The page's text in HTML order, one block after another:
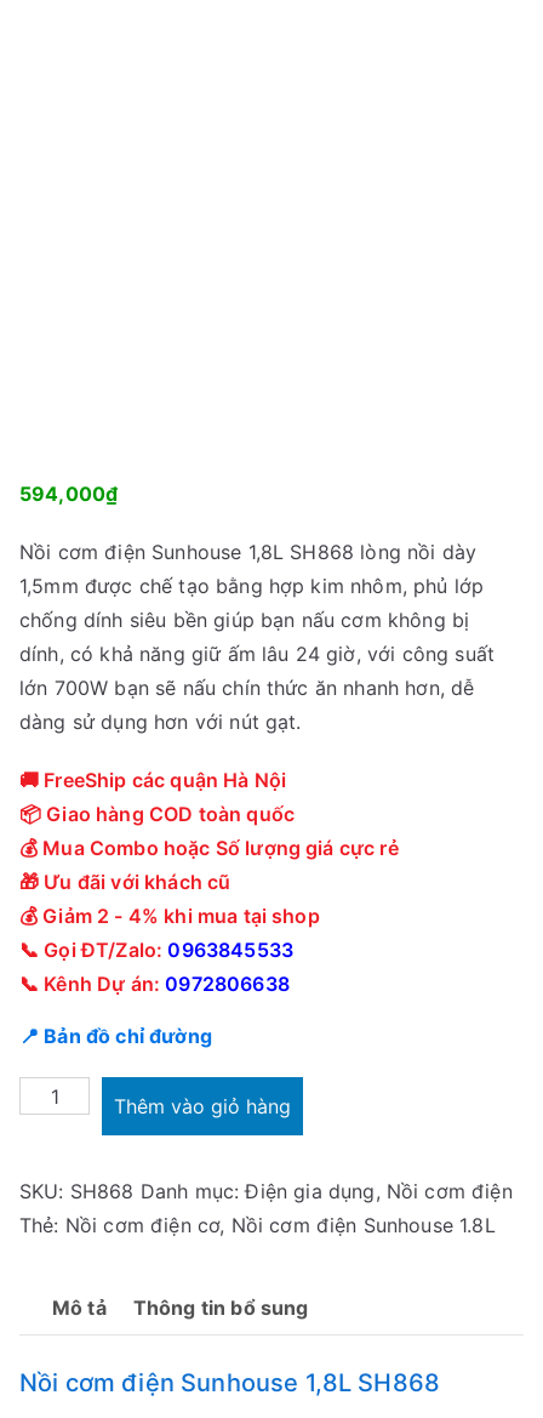
594,000₫
Nồi cơm điện Sunhouse 1,8L SH868 lòng nồi dày
1,5mm được chế tạo bằng hợp kim nhôm, phủ lớp
chống dính siêu bền giúp bạn nấu cơm không bị
dính, có khả năng giữ ấm lâu 24 giờ, với công suất
lớn 700W bạn sẽ nấu chín thức ăn nhanh hơn, dễ
dàng sử dụng hơn với nút gạt.
🚚 FreeShip các quận Hà Nội
📦 Giao hàng COD toàn quốc
💰 Mua Combo hoặc Số lượng giá cực rẻ
🎁 Ưu đãi với khách cũ
💰 Giảm 2 - 4% khi mua tại shop
📞 Gọi ĐT/Zalo:0963845533
📞 Kênh Dự án:0972806638
📍 Bản đồ chỉ đường
Sunhouse
1,8L
lượng
Thêm vào giỏ hàng
SKU: SH868 Danh mục:Điện gia dụng, Nồi cơm điện
Thẻ: Nồi cơm điện cơ, Nồi cơm điện Sunhouse 1.8L
Mô tả Thông tin bổ sung
Nồi cơm điện Sunhouse 1,8L SH868